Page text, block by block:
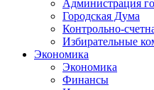
Администрация
Городская Дума
Контрольно-
Избирательные
Экономика
Экономика
Финансы